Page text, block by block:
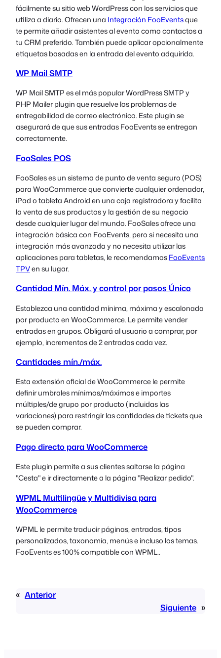
fácilmente su sitio web WordPress con los servicios que
utiliza a diario. Ofrecen una Integración FooEventsque
te permite añadir asistentes al evento como contactos a
tu CRM preferido. También puede aplicar opcionalmente
etiquetas basadas en la entrada del evento adquirida.
WP Mail SMTP
WP Mail SMTP es el más popular WordPress SMTP y
PHP Mailer plugin que resuelve los problemas de
entregabilidad de correo electrónico. Este plugin se
asegurará de que sus entradas FooEvents se entregan
correctamente.
FooSales POS
FooSales es un sistema de punto de venta seguro (POS)
para WooCommerce que convierte cualquier ordenador,
iPad o tableta Android en una caja registradora y facilita
la venta de sus productos y la gestión de su negocio
desde cualquier lugar del mundo. FooSales ofrece una
integración básica con FooEvents, pero si necesita una
integración más avanzada y no necesita utilizar las
aplicaciones para tabletas, le recomendamosFooEvents
TPVen su lugar.
Cantidad Mín. Máx. y control por pasos Único
Establezca una cantidad mínima, máxima y escalonada
por producto en WooCommerce. Le permite vender
entradas en grupos. Obligará al usuario a comprar, por
ejemplo, incrementos de 2 entradas cada vez.
Cantidades mín./máx.
Esta extensión oficial de WooCommerce le permite
definir umbrales mínimos/máximos e importes
múltiples/de grupo por producto (incluidas las
variaciones) para restringir las cantidades de tickets que
se pueden comprar.
Pago directo para WooCommerce
Este plugin permite a sus clientes saltarse la página
"Cesta" e ir directamente a la página "Realizar pedido".
WPML Multilingüe y Multidivisa para
WooCommerce
WPML le permite traducir páginas, entradas, tipos
personalizados, taxonomía, menús e incluso los temas.
FooEvents es 100% compatible con WPML..
« Anterior
Siguiente »